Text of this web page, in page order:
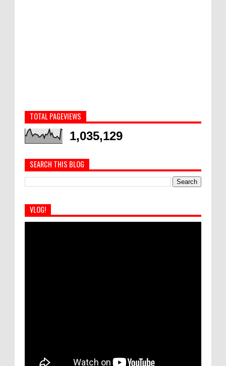
TOTAL PAGEVIEWS
1,035,129
SEARCH THIS BLOG
VLOG!